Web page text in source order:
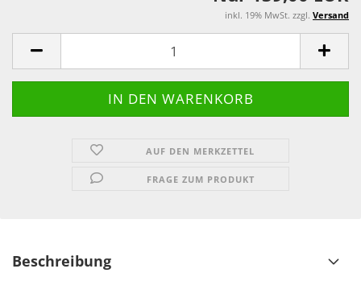
inkl. 19% MwSt. zzgl. Versand
AUF DEN MERKZETTEL
FRAGE ZUM PRODUKT
Beschreibung